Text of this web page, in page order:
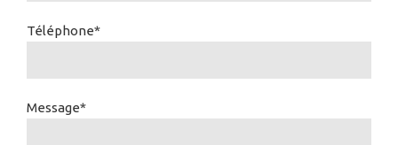
Téléphone*
Message*